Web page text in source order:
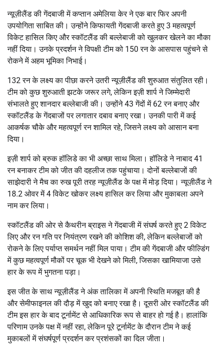
न्यूज़ीलैंड की गेंदबाजी में कप्तान अमेलिया केर ने एक बार फिर अपनी
उपयोगिता साबित की। उन्होंने किफायती गेंदबाजी करते हुए 3 महत्वपूर्ण
विकेट हासिल किए और स्कॉटलैंड की बल्लेबाजी को खुलकर खेलने का मौका
नहीं दिया। उनके प्रदर्शन ने विपक्षी टीम को 150 रन के आसपास पहुंचने से
रोकने में अहम भूमिका निभाई।
132 रन के लक्ष्य का पीछा करने उतरी न्यूज़ीलैंड की शुरुआत संतुलित रही।
टीम को कुछ शुरुआती झटके जरूर लगे, लेकिन इज़ी शार्प ने जिम्मेदारी
संभालते हुए शानदार बल्लेबाजी की। उन्होंने 43 गेंदों में 62 रन बनाए और
स्कॉटलैंड के गेंदबाजों पर लगातार दबाव बनाए रखा। उनकी पारी में कई
आकर्षक चौके और महत्वपूर्ण रन शामिल रहे, जिसने लक्ष्य को आसान बना
दिया।
इज़ी शार्प को ब्रुक हॉलिडे का भी अच्छा साथ मिला। हॉलिडे ने नाबाद 41
रन बनाकर टीम को जीत की दहलीज तक पहुंचाया। दोनों बल्लेबाजों की
साझेदारी ने मैच का रुख पूरी तरह न्यूज़ीलैंड के पक्ष में मोड़ दिया। न्यूज़ीलैंड ने
18.2 ओवर में 4 विकेट खोकर लक्ष्य हासिल कर लिया और मुकाबला अपने
नाम कर लिया।
स्कॉटलैंड की ओर से कैथरीन ब्राइस ने गेंदबाजी में संघर्ष करते हुए 2 विकेट
लिए और रन गति पर नियंत्रण रखने की कोशिश की, लेकिन बल्लेबाजों को
रोकने के लिए पर्याप्त समर्थन नहीं मिल पाया। टीम की गेंदबाजी और फील्डिंग
में कुछ महत्वपूर्ण मौकों पर चूक भी देखने को मिली, जिसका खामियाजा उसे
हार के रूप में भुगतना पड़ा।
इस जीत के साथ न्यूज़ीलैंड ने अंक तालिका में अपनी स्थिति मजबूत की है
और सेमीफाइनल की दौड़ में खुद को बनाए रखा है। दूसरी ओर स्कॉटलैंड की
टीम इस हार के बाद टूर्नामेंट से आधिकारिक रूप से बाहर हो गई है। हालांकि
परिणाम उनके पक्ष में नहीं रहा, लेकिन पूरे टूर्नामेंट के दौरान टीम ने कई
मुकाबलों में संघर्षपूर्ण प्रदर्शन कर प्रशंसकों का दिल जीता।